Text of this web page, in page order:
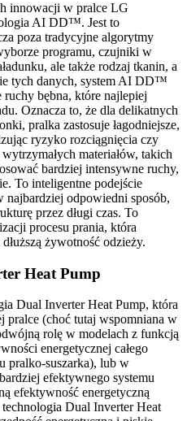
innowacji w pralce LG
AI DD™. Jest to
poza tradycyjne algorytmy
programu, czujniki w
ale także rodzaj tkanin, a
tych danych, system AI DD™
bębna, które najlepiej
Oznacza to, że dla delikatnych
pralka zastosuje łagodniejsze,
ryzyko rozciągnięcia czy
materiałów, takich
bardziej intensywne ruchy,
To inteligentne podejście
najbardziej odpowiedni sposób,
przez długi czas. To
procesu prania, która
żywotność odzieży.
Heat Pump
Dual Inverter Heat Pump, która
pralce (choć tutaj wspomniana w
rolę w modelach z funkcją
energetycznej całego
pralko-suszarka), lub w
efektywnego systemu
efektywność energetyczną
Dual Inverter Heat